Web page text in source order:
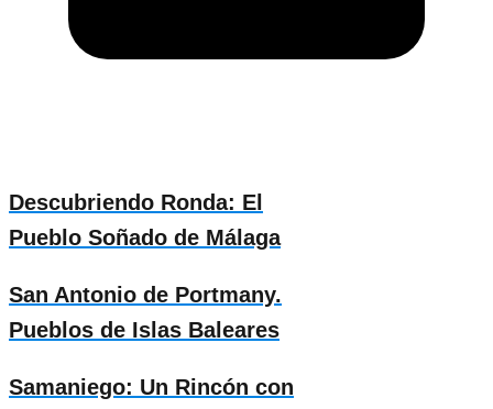
Descubriendo Ronda: El
Pueblo Soñado de Málaga
San Antonio de Portmany.
Pueblos de Islas Baleares
Samaniego: Un Rincón con